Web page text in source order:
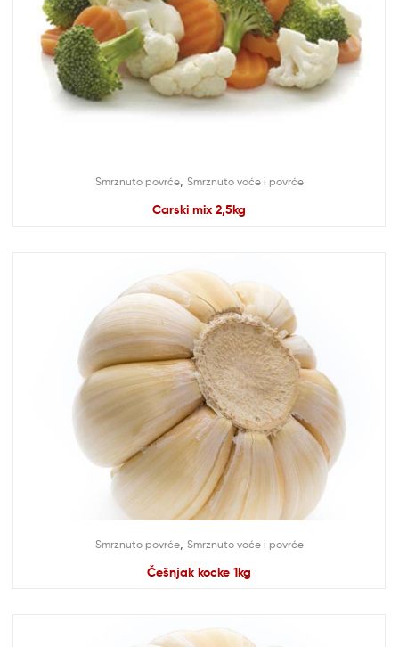
Smrznuto povrće, Smrznuto voće i povrće
Carski mix 2,5kg
Smrznuto povrće, Smrznuto voće i povrće
Češnjak kocke 1kg